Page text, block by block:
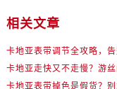
相关文章